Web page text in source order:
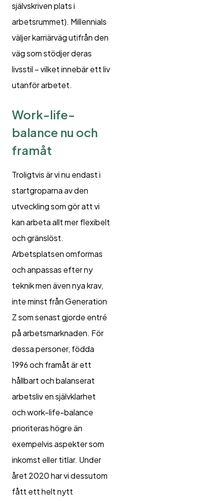
självskriven plats i
arbetsrummet). Millennials
väljer karriärväg utifrån den
väg som stödjer deras
livsstil – vilket innebär ett liv
utanför arbetet.
Work-life-
balance nu och
framåt
Troligtvis är vi nu endast i
startgroparna av den
utveckling som gör att vi
kan arbeta allt mer flexibelt
och gränslöst.
Arbetsplatsen omformas
och anpassas efter ny
teknik men även nya krav,
inte minst från Generation
Z som senast gjorde entré
på arbetsmarknaden. För
dessa personer, födda
1996 och framåt är ett
hållbart och balanserat
arbetsliv en självklarhet
och work-life-balance
prioriteras högre än
exempelvis aspekter som
inkomst eller titlar. Under
året 2020 har vi dessutom
fått ett helt nytt